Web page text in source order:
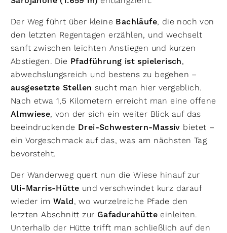
Der Weg führt über kleine Bachläufe, die noch von
den letzten Regentagen erzählen, und wechselt
sanft zwischen leichten Anstiegen und kurzen
Abstiegen. Die Pfadführung ist spielerisch,
abwechslungsreich und bestens zu begehen –
ausgesetzte Stellen sucht man hier vergeblich.
Nach etwa 1,5 Kilometern erreicht man eine offene
Almwiese, von der sich ein weiter Blick auf das
beeindruckende Drei-Schwestern-Massiv bietet –
ein Vorgeschmack auf das, was am nächsten Tag
bevorsteht.
Der Wanderweg quert nun die Wiese hinauf zur
Uli-Marris-Hütte und verschwindet kurz darauf
wieder imWald, wo wurzelreiche Pfade den
letzten Abschnitt zur Gafadurahütte einleiten.
Unterhalb der Hütte trifft man schließlich auf den